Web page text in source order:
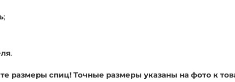
;
.
размеры спиц! Точные размеры указаны на фото к